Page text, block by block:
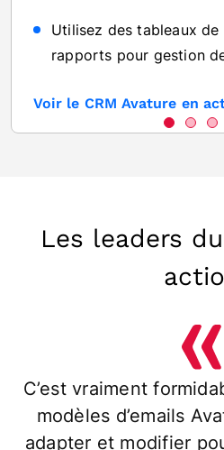
Utilisez des tableaux
rapports pour gestion
Voir le CRM Avature en
Les leaders
C’est vraiment
modèles d’emails
adapter et modifier